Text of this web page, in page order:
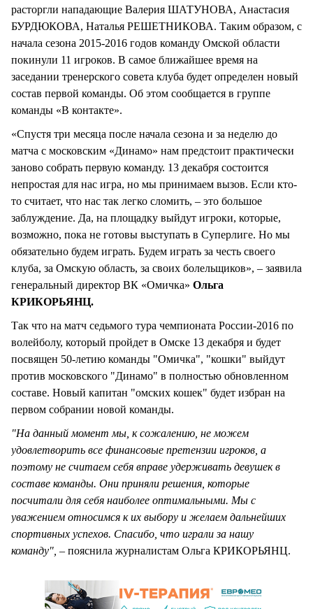
расторгли нападающие Валерия ШАТУНОВА, Анастасия
БУРДЮКОВА, Наталья РЕШЕТНИКОВА. Таким образом, с
начала сезона 2015-2016 годов команду Омской области
покинули 11 игроков. В самое ближайшее время на
заседании тренерского совета клуба будет определен новый
состав первой команды. Об этом сообщается в группе
команды «В контакте».
«Спустя три месяца после начала сезона и за неделю до
матча с московским «Динамо» нам предстоит практически
заново собрать первую команду. 13 декабря состоится
непростая для нас игра, но мы принимаем вызов. Если кто-
то считает, что нас так легко сломить, – это большое
заблуждение. Да, на площадку выйдут игроки, которые,
возможно, пока не готовы выступать в Суперлиге. Но мы
обязательно будем играть. Будем играть за честь своего
клуба, за Омскую область, за своих болельщиков», – заявила
генеральный директор ВК «Омичка» Ольга
КРИКОРЬЯНЦ.
Так что на матч седьмого тура чемпионата России-2016 по
волейболу, который пройдет в Омске 13 декабря и будет
посвящен 50-летию команды "Омичка", "кошки" выйдут
против московского "Динамо" в полностью обновленном
составе. Новый капитан "омских кошек" будет избран на
первом собрании новой команды.
"На данный момент мы, к сожалению, не можем
удовлетворить все финансовые претензии игроков, а
поэтому не считаем себя вправе удерживать девушек в
составе команды. Они приняли решения, которые
посчитали для себя наиболее оптимальными. Мы с
уважением относимся к их выбору и желаем дальнейших
спортивных успехов. Спасибо, что играли за нашу
команду", – пояснила журналистам Ольга КРИКОРЬЯНЦ.